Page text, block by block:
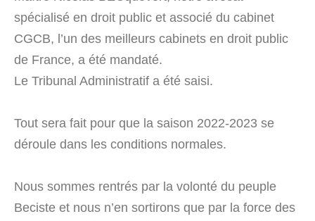
spécialisé en droit public et associé du cabinet
CGCB, l’un des meilleurs cabinets en droit public
de France, a été mandaté.
Le Tribunal Administratif a été saisi.
Tout sera fait pour que la saison 2022-2023 se
déroule dans les conditions normales.
Nous sommes rentrés par la volonté du peuple
Beciste et nous n’en sortirons que par la force des